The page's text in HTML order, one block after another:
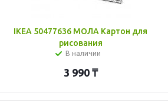
IKEA 50477636 МОЛА Картон для
рисования
В наличии
3 990₸